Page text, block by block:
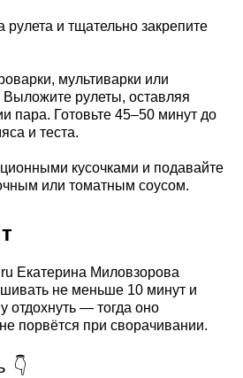
рулета и тщательно закрепите
мультиварки или
рулеты, оставляя
пара. Готовьте 45–50 минут до
и теста.
кусочками и подавайте
или томатным соусом.
Екатерина Миловзорова
не меньше 10 минут и
отдохнуть — тогда оно
порвётся при сворачивании.